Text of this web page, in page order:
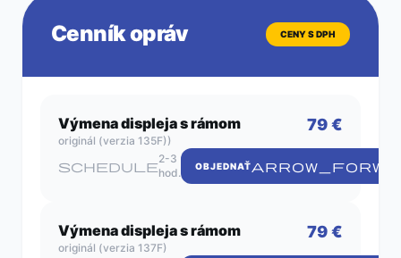
CENU
OPRAVY
POČKANIE
Cenník opráv CENY S DPH
Výmena displeja s rámom
originál (verzia 135F))
79 €
schedule
2-3
hod.
OBJEDNAŤ
Výmena displeja s rámom
originál (verzia 137F)
79 €